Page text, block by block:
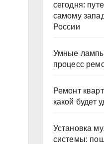
сегодня:
самому
России
Умные
процесс
Ремонт
какой будет
Установка
системы: